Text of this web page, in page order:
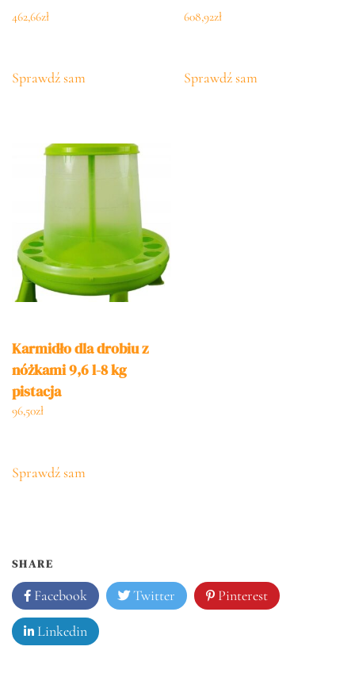
462,66zł
Sprawdź sam
608,92zł
Sprawdź sam
Karmidło dla drobiu z
nóżkami 9,6 l-8 kg
pistacja
96,50zł
Sprawdź sam
SHARE
Facebook Twitter Pinterest
Linkedin